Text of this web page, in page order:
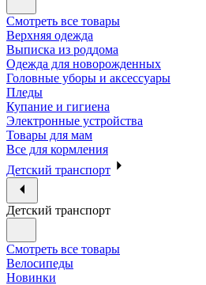
Смотреть все товары
Верхняя одежда
Выписка из роддома
Одежда для новорожденных
Головные уборы и аксессуары
Пледы
Купание и гигиена
Электронные устройства
Товары для мам
Все для кормления
Детский транспорт
Детский транспорт
Смотреть все товары
Велосипеды
Новинки